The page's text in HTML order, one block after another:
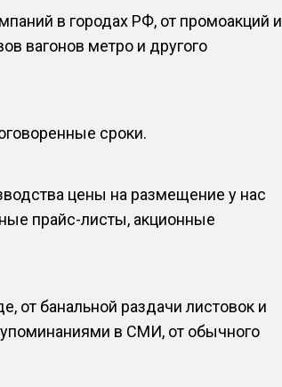
в городах РФ, от промоакций и
вагонов метро и другого
сроки.
цены на размещение у нас
прайс-листы, акционные
от банальной раздачи листовок и
упоминаниями в СМИ, от обычного